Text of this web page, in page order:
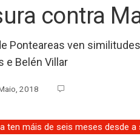
contra
Ponteareas ven
e Belén Villar
2018
ten máis de seis meses desde